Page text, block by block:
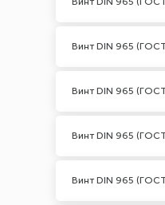
Винт DIN 965
Винт DIN 965
Винт DIN 965
Винт DIN 965